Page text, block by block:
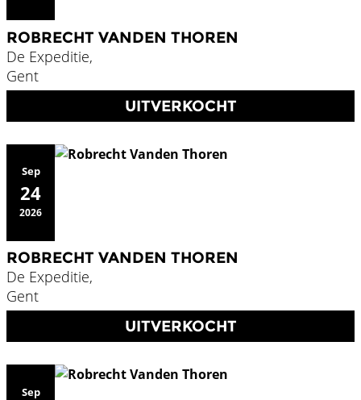
ROBRECHT VANDEN THOREN
De Expeditie,
Gent
UITVERKOCHT
Sep
24
2026
ROBRECHT VANDEN THOREN
De Expeditie,
Gent
UITVERKOCHT
Sep